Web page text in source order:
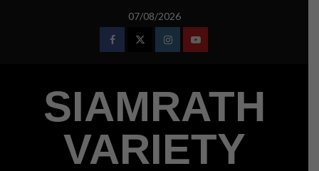
07/08/2026
FacebookTwitterInstagramYoutube
SIAMRATH
VARIETY